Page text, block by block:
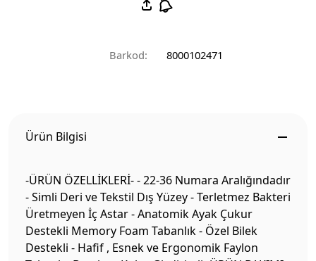
Barkod: 8000102471
Ürün Bilgisi
-ÜRÜN ÖZELLİKLERİ- - 22-36 Numara Aralığındadır
- Simli Deri ve Tekstil Dış Yüzey - Terletmez Bakteri
Üretmeyen İç Astar - Anatomik Ayak Çukur
Destekli Memory Foam Tabanlık - Özel Bilek
Destekli - Hafif , Esnek ve Ergonomik Faylon